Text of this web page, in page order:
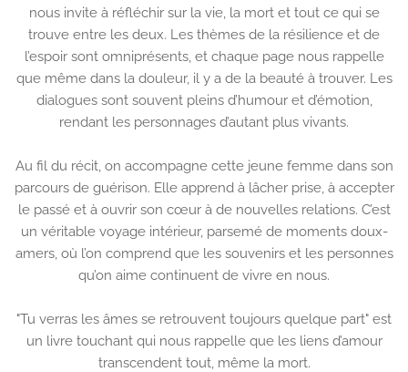
nous invite à réfléchir sur la vie, la mort et tout ce qui se
trouve entre les deux. Les thèmes de la résilience et de
l’espoir sont omniprésents, et chaque page nous rappelle
que même dans la douleur, il y a de la beauté à trouver. Les
dialogues sont souvent pleins d’humour et d’émotion,
rendant les personnages d’autant plus vivants.
Au fil du récit, on accompagne cette jeune femme dans son
parcours de guérison. Elle apprend à lâcher prise, à accepter
le passé et à ouvrir son cœur à de nouvelles relations. C’est
un véritable voyage intérieur, parsemé de moments doux-
amers, où l’on comprend que les souvenirs et les personnes
qu’on aime continuent de vivre en nous.
"Tu verras les âmes se retrouvent toujours quelque part" est
un livre touchant qui nous rappelle que les liens d’amour
transcendent tout, même la mort.